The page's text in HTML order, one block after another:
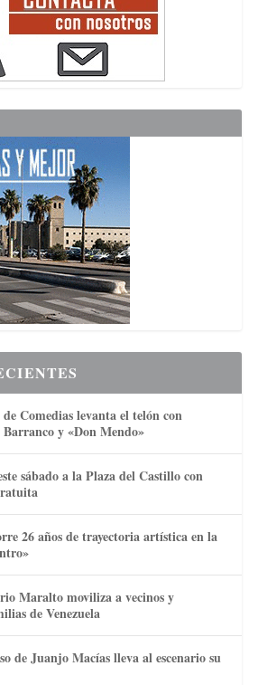
Comedias levanta el telón con
y «Don Mendo»
sábado a la Plaza del Castillo con
26 años de trayectoria artística en la
Maralto moviliza a vecinos y
de Venezuela
de Juanjo Macías lleva al escenario su